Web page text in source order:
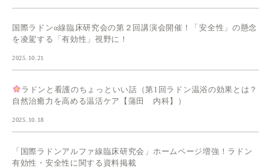
国際ラドンα線臨床研究会の第２回講演会開催！「安全性」の懸念
を凌駕する「有効性」視野に！
2025.10.21
ラドンと看護のちょっといい話（第1回ラドン温浴の効果とは？
自然治癒力を高める温活ケア【蒲田 内科】）
2025.10.18
「国際ラドンアルファ線臨床研究会」ホームページ増強！ラドン
有効性・安全性に関する資料掲載